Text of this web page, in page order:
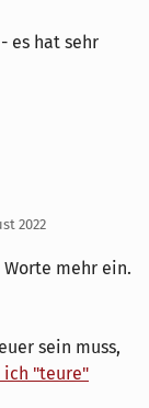
- es hat sehr
2022
mehr ein.
sein muss,
ich "teure"